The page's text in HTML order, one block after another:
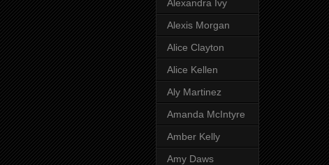
Alexandra Ivy
Alexis Morgan
Alice Clayton
Alice Kellen
Aly Martinez
Amanda McIntyre
Amber Kelly
Amy Daws